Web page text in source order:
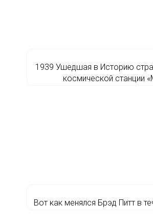
1939 Ушедшая в Историю
космической станции
Вот как менялся Брэд Питт в